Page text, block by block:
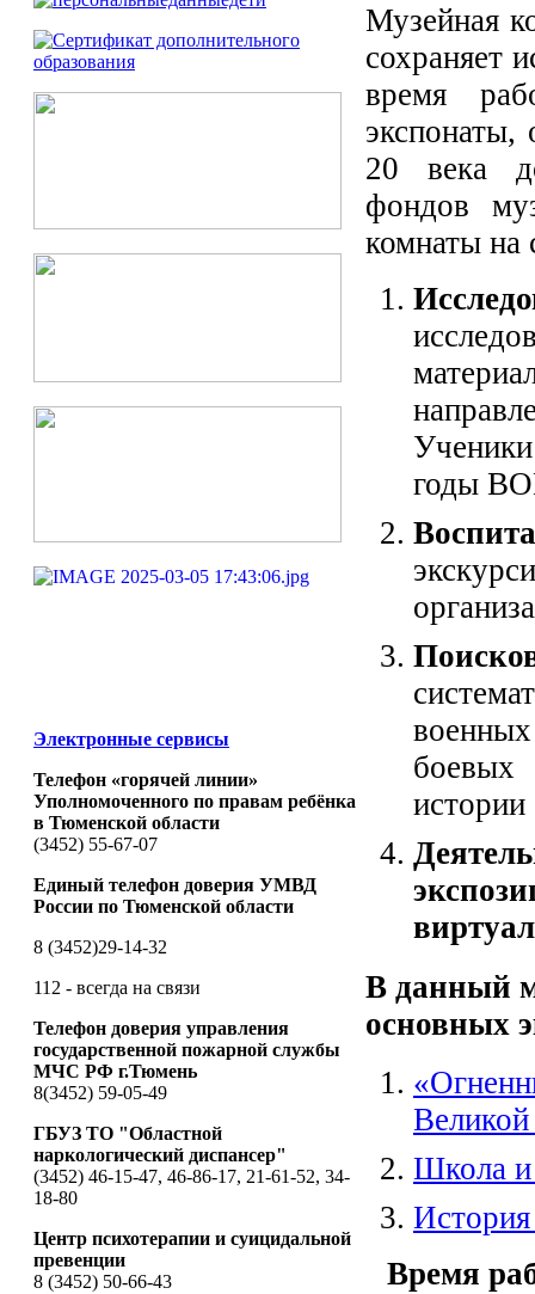
Электронные сервисы
Телефон «горячей линии»
Уполномоченного по правам ребёнка
в Тюменской области
(3452) 55-67-07
Единый телефон доверия УМВД
России по Тюменской области
8 (3452)29-14-32
112 - всегда на связи
Телефон доверия управления
государственной пожарной службы
МЧС РФ г.Тюмень
8(3452) 59-05-49
ГБУЗ ТО "Областной
наркологический диспансер"
(3452) 46-15-47, 46-86-17, 21-61-52, 34-
18-80
Центр психотерапии и суицидальной
превенции
8 (3452) 50-66-43
Музейная
сохраняет
время
20 века
фондов
комнаты на
годы
боевых
В данный
основных
Школа
Время